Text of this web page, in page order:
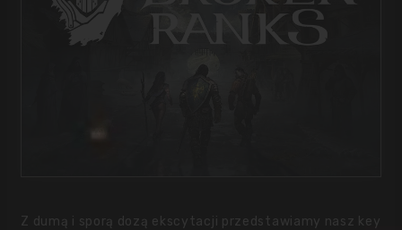
Z dumą i sporą dozą ekscytacji przedstawiamy nasz key